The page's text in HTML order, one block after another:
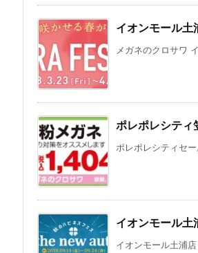
イオンモール
メガネのクロサワ
ポレポレシティ
ポレポレシティセ
イオンモール
イオンモール土浦